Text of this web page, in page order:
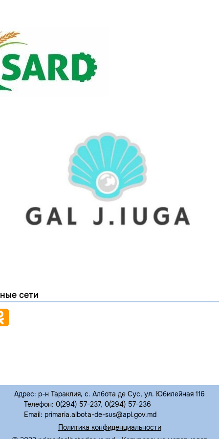
сети
Адрес: р-н Тараклия, с. Албота де Сус, ул. Юбилейная 116
Телефон: 0(294) 57-237, 0(294) 57-236
Email: primaria.albota-de-sus@apl.gov.md
Политика конфиденциальности